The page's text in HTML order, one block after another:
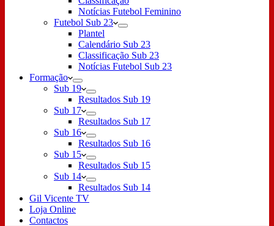
Notícias Futebol Feminino
Futebol Sub 23
Plantel
Calendário Sub 23
Classificação Sub 23
Notícias Futebol Sub 23
Formação
Sub 19
Resultados Sub 19
Sub 17
Resultados Sub 17
Sub 16
Resultados Sub 16
Sub 15
Resultados Sub 15
Sub 14
Resultados Sub 14
Gil Vicente TV
Loja Online
Contactos